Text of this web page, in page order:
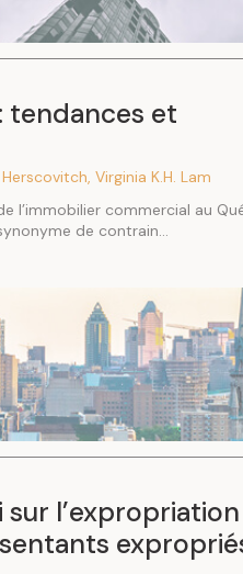
tendances et
Virginia K.H. Lam
l’immobilier commercial au
de contrain...
sur